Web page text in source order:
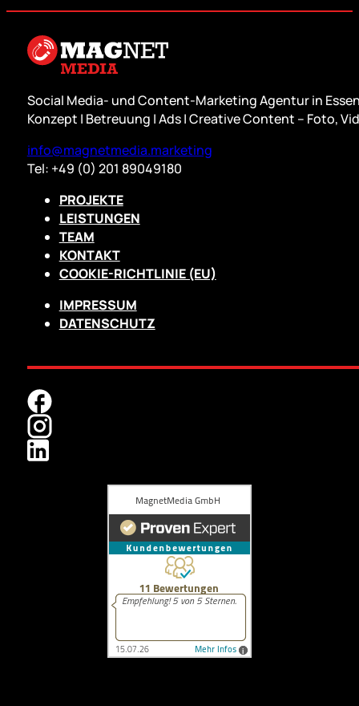
Social Media- und Content-Marketing Agentur in
Konzept | Betreuung | Ads | Creative Content – Foto,
info@magnetmedia.marketing
Tel: +49 (0) 201 89049180
PROJEKTE
LEISTUNGEN
TEAM
KONTAKT
COOKIE-RICHTLINIE (EU)
IMPRESSUM
DATENSCHUTZ